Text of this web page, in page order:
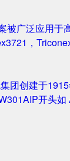
被广泛应用于
，
团创建于
开头